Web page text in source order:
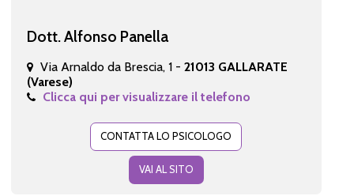
Dott. Alfonso Panella
Via Arnaldo da Brescia, 1 - 21013 GALLARATE
(Varese)
Clicca qui per visualizzare il telefono
CONTATTA LO PSICOLOGO
VAI AL SITO